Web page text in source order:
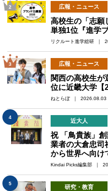
2 広報・ニュース
高校生の「志願
単独1位『進学
リクルート進学総研 ｜
3 広報・ニュース
関西の高校生が
位に近畿大学【
ねとらぼ ｜ 2026.08.03
4
近大人
祝 「鳥貴族」
業者の大倉忠司
から世界へ向け
Kindai Picks編集部 ｜
5
研究・教育